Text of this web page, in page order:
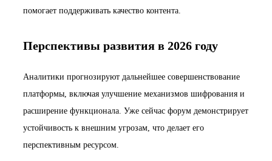
помогает поддерживать качество контента.
Перспективы развития в 2026 году
Аналитики прогнозируют дальнейшее совершенствование
платформы, включая улучшение механизмов шифрования и
расширение функционала. Уже сейчас форум демонстрирует
устойчивость к внешним угрозам, что делает его
перспективным ресурсом.